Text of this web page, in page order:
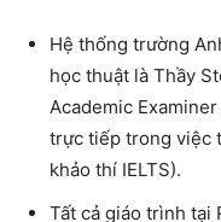
Hệ thống trường
học thuật là Thầy
Academic
trực tiếp trong việc
khảo thí IELTS).
Tất cả giáo trình tại